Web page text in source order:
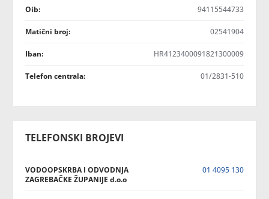
Oib: 94115544733
Matični broj: 02541904
Iban: HR4123400091821300009
Telefon centrala: 01/2831-510
TELEFONSKI BROJEVI
VODOOPSKRBA I ODVODNJA
ZAGREBAČKE ŽUPANIJE d.o.o
01 4095 130